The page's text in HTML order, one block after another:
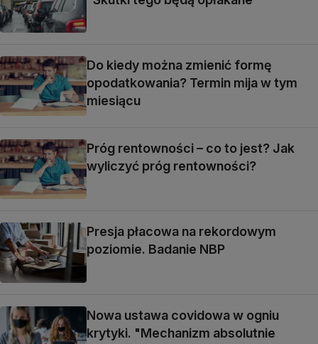
Do kiedy można zmienić formę
opodatkowania? Termin mija w tym
miesiącu
Próg rentowności – co to jest? Jak
wyliczyć próg rentowności?
Presja płacowa na rekordowym
poziomie. Badanie NBP
Nowa ustawa covidowa w ogniu
krytyki. "Mechanizm absolutnie